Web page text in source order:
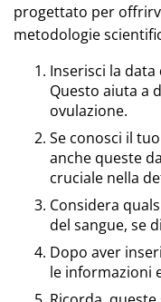
progettato per
metodologie
Inserisci la
Questo aiuta a
ovulazione.
Se conosci il
anche queste
cruciale nella
Considera
del sangue, se
Dopo aver
le informazioni